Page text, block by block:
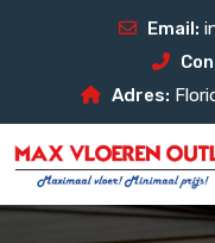
Email:
Adres: